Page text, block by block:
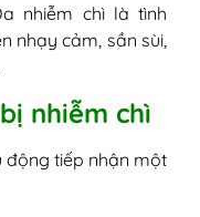
nhiễm chì là tình
nhạy cảm, sần sùi,
nhiễm chì
động tiếp nhận một